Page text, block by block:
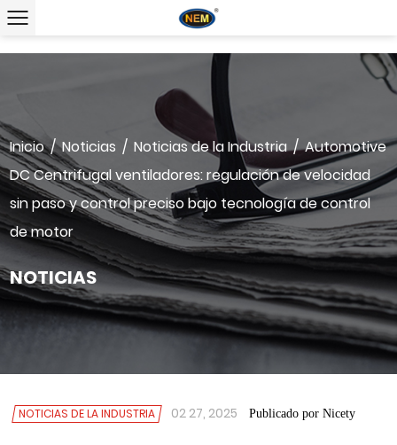
Inicio/Noticias / Noticias de la Industria/Automotive
DC Centrifugal ventiladores: regulación de velocidad
sin paso y control preciso bajo tecnología de control
de motor
NOTICIAS
NOTICIAS DE LA INDUSTRIA 02 27, 2025 Publicado por Nicety